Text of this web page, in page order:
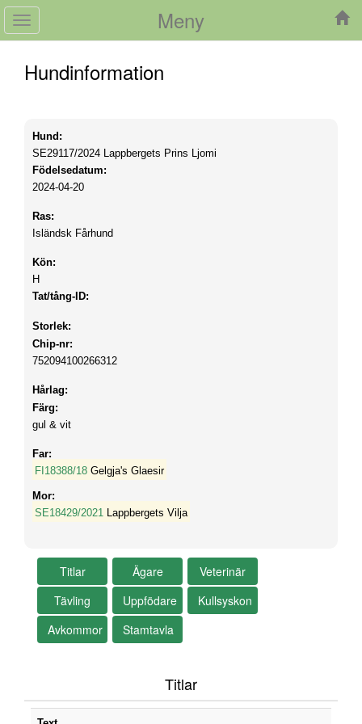
Meny
Toggle
navigation
Hundinformation
Hund:
SE29117/2024 Lappbergets Prins Ljomi
Födelsedatum:
2024-04-20
Ras:
Isländsk Fårhund
Kön:
H
Tat/tång-ID:
Storlek:
Chip-nr:
752094100266312
Hårlag:
Färg:
gul & vit
Far:
FI18388/18 Gelgja's Glaesir
Mor:
SE18429/2021 Lappbergets Vilja
Titlar